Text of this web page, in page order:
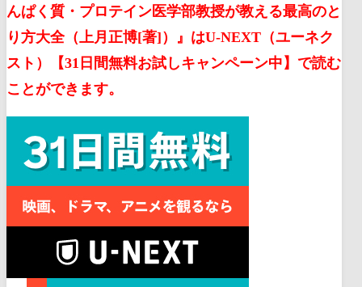
んぱく質・プロテイン医学部教授が教える最高のと
り方大全（上月正博[著]）』はU-NEXT（ユーネク
スト）【31日間無料お試しキャンペーン中】で読む
ことができます。